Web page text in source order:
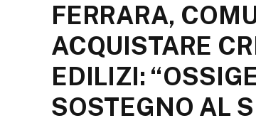
FERRARA,
ACQUISTARE
EDILIZI:
SOSTEGNO AL